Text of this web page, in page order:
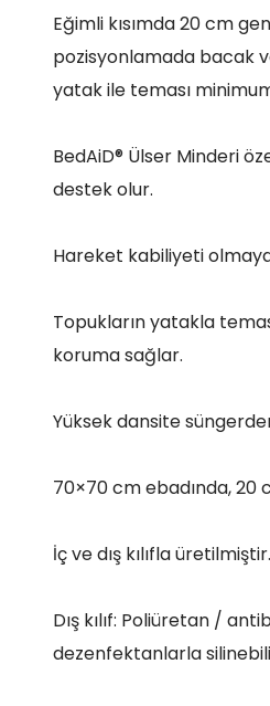
Eğimli kısımda 20 cm
pozisyonlamada bacak
yatak ile teması
BedAiD® Ülser Minderi
destek olur.
Hareket kabiliyeti
Topukların yatakla
koruma sağlar.
Yüksek dansite
70×70 cm ebadında, 20
İç ve dış kılıfla üretilmiştir.
Dış kılıf: Poliüretan /
dezenfektanlarla